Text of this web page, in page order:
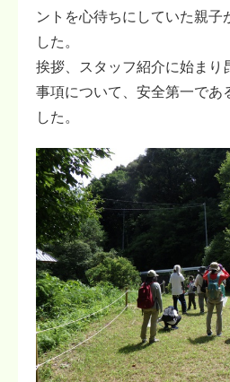
ントを心待ちにしていた親子
した。
挨拶、スタッフ紹介に始まり
事項について、安全第一であ
した。